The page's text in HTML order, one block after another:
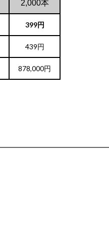
2,000本
399円
439円
878,000円